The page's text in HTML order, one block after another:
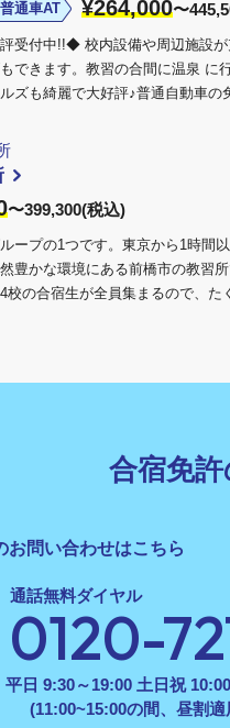
普通車AT ¥264,000〜
受付中!!◆ 校内設備や周辺施設が
できます。教習の合間に温泉 に
ズも綺麗で大好評♪普通自動車の
〜399,300(税込)
ープの1つです。東京から1時間
豊かな環境にある前橋市の教習
校の合宿生が全員集まるので、た
合宿免
お問い合わせはこちら
通話無料ダイヤル
0120-
平日 9:30～19:00 土日祝
(11:00~15:00の間、昼割適